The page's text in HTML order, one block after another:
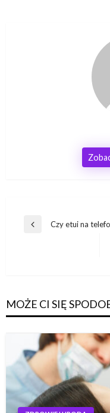
Nawigacja
Poprzedni
Czy etui na
MOŻE CI SIĘ